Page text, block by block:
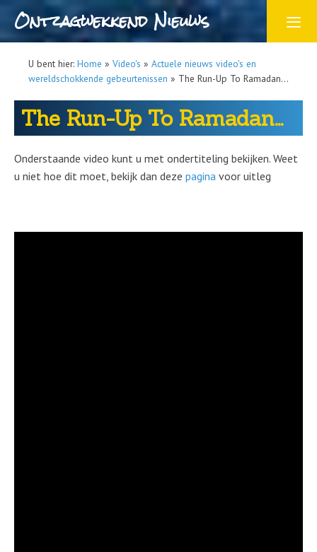
Ontzagwekkend Nieuws
U bent hier: Home » Video's » Actuele nieuws video's en
wereldschokkende gebeurtenissen » The Run-Up To Ramadan…
The Run-Up To Ramadan…
Onderstaande video kunt u met ondertiteling bekijken. Weet
u niet hoe dit moet, bekijk dan deze pagina voor uitleg